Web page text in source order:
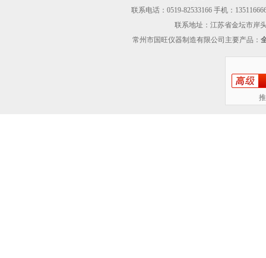
联系电话：0519-82533166 手机：
联系地址：江苏省金坛市岸
常州市国旺仪器制造有限公司主要产品：